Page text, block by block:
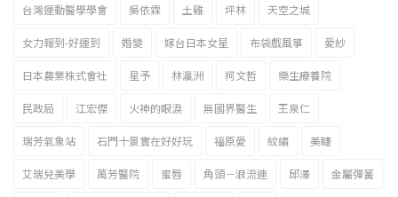
台灣運動醫學學會 吳依霖 土雞 坪林 天空之城
女力報到-好運到 婚變 嫁台日本女星 布袋戲風箏 愛紗
日本農業株式會社 星予 林瀛洲 柯文哲 樂生療養院
民政局 江宏傑 火神的眼淚 無國界醫生 王泉仁
瑞芳氣象站 石門十景實在好好玩 福原愛 紋繡 美睫
艾瑞兒美學 萬芳醫院 蜜唇 角頭－浪流連 邱澤 金屬彈簧